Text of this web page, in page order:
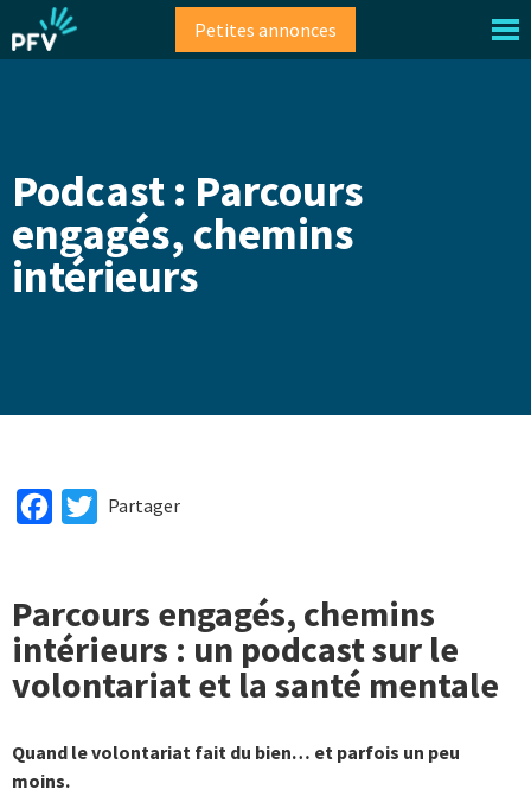
au
contenu
Petites annonces
Podcast : Parcours
engagés, chemins
intérieurs
FacebookTwitter
Partager
Parcours engagés, chemins
intérieurs : un podcast sur le
volontariat et la santé mentale
Quand le volontariat fait du bien… et parfois un peu
moins.